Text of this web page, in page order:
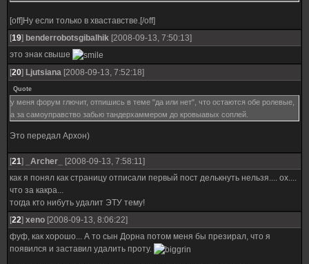
[off]Ну если только в хваставстве.[/off]
[19] benderrobotsgibalhik [2008-09-13, 7:50:13]
это знак свыше
[20] Ljutsiana [2008-09-13, 7:52:18]
Quote
у меня форум глючит, отпишись в теме "да или нет", что остаются обе ролевые,
а за самоуправство забью тандерхаммером до кровыавых соплей.
Это передал Архон)
[21] _Archer_
[2008-09-13, 7:58:11]
как я понял как страницу отписали первый пост делькнуть нельзя.... ох....
что за какра...
тогда кто нибуть удалит ЭТУ тему!
[22] xeno [2008-09-13, 8:06:22]
фуф, как хорошо... А то сын Дорна потом меня бы презирал, что я
появился и заставил удалить проту.